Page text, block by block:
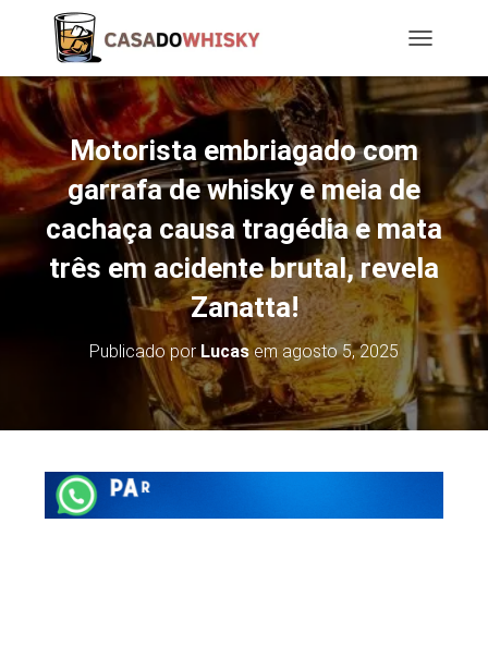
O
G
G
A
V
I
G
A
T
I
O
Motorista embriagado com
garrafa de whisky e meia de
cachaça causa tragédia e mata
três em acidente brutal, revela
Zanatta!
Publicado porLucasem agosto 5, 2025